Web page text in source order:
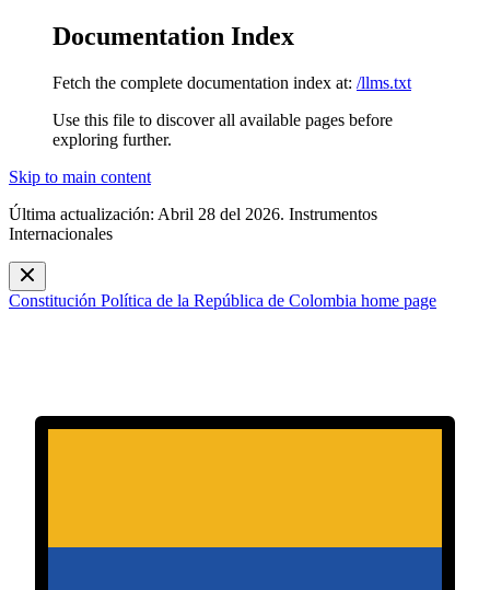
Documentation Index
Fetch the complete documentation index at: /llms.txt
Use this file to discover all available pages before
exploring further.
Skip to main content
Última actualización: Abril 28 del 2026. Instrumentos
Internacionales
Constitución Política de la República de Colombia home page